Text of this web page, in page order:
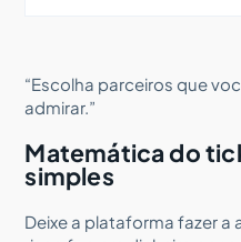
“Escolha parceiros que
admirar.”
Matemática do
simples
Deixe a plataforma fazer